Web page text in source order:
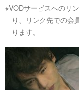
※VODサービスへのリ
り、リンク先での会
ります。